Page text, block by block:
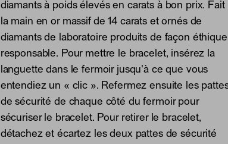
diamants à poids élevés en carats à bon prix. Fait
la main en or massif de 14 carats et ornés de
diamants de laboratoire produits de façon
responsable. Pour mettre le bracelet, insérez la
languette dans le fermoir jusqu'à ce que vous
entendiez un « clic ». Refermez ensuite les
de sécurité de chaque côté du fermoir pour
sécuriser le bracelet. Pour retirer le bracelet,
détachez et écartez les deux pattes de sécurité